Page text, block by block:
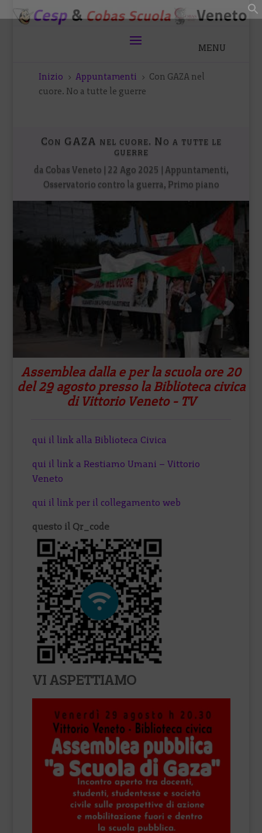
Inizio 5 Appuntamenti 5 Con GAZA nel
cuore. No a tutte le guerre
Con GAZA nel cuore. No a tutte le
guerre
da Cobas Veneto 22 Ago 2025 Appuntamenti,
Osservatorio contro la guerra, Primo piano
Assemblea dalla e per la scuola ore 20
del 29 agosto presso la Biblioteca civica
di Vittorio Veneto - TV
qui il link alla Biblioteca Civica
qui il link a Restiamo Umani – Vittorio
Veneto
qui il link per il collegamento web
questo il Qr_code
VI ASPETTIAMO